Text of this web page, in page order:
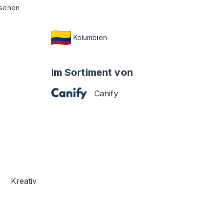
Kolumbien
Im Sortiment von
Canify
Kreativ